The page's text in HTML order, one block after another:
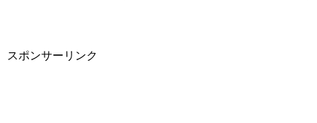
スポンサーリンク